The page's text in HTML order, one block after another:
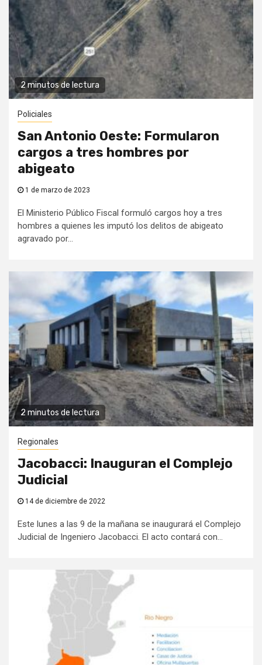
2 minutos de lectura
Policiales
San Antonio Oeste: Formularon
cargos a tres hombres por
abigeato
1 de marzo de 2023
El Ministerio Público Fiscal formuló cargos hoy a tres
hombres a quienes les imputó los delitos de abigeato
agravado por...
2 minutos de lectura
Regionales
Jacobacci: Inauguran el Complejo
Judicial
14 de diciembre de 2022
Este lunes a las 9 de la mañana se inaugurará el Complejo
Judicial de Ingeniero Jacobacci. El acto contará con...